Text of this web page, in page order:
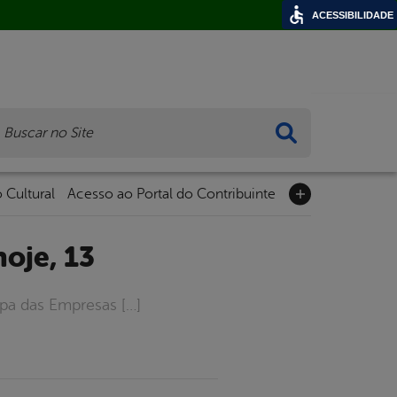
Cultural Acesso ao Portal do Contribuinte
13
das Empresas […]
ACESSIBILIDADE